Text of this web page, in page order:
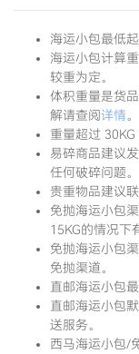
海运小包最低起
海运小包计算
较重为定。
体积重量是货
解请查阅详情。
重量超过 30KG
易碎商品建议
任何破碎问题。
贵重物品建议
免抛海运小包
15KG的情况下
免抛海运小包
免抛渠道。
直邮海运小包
直邮海运小包
送服务。
西马海运小包/